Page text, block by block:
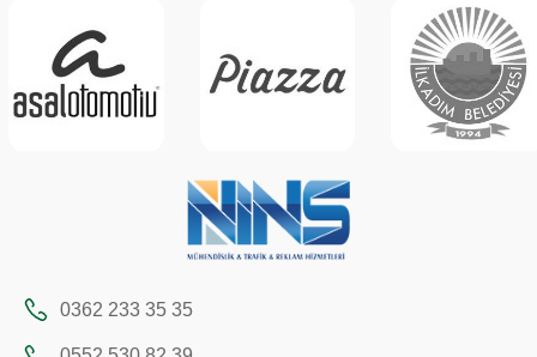
0362 233 35 35